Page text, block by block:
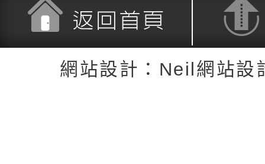
返回首頁 返回頂端
網站設計：Neil網站設